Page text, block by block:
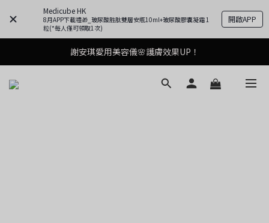
Medicube HK
8月APP下載禮🎁_玻尿酸胜肽雙層安瓶10ml+玻尿酸膠囊凝霜 1
粒(*每人僅可領取1次)
開啟APP
謝安琪愛用美容儀🌸護膚效果UP！
謝安琪愛用美容儀🌸護膚效果UP！
果凍噴霧！一噴即現美白光透肌✨